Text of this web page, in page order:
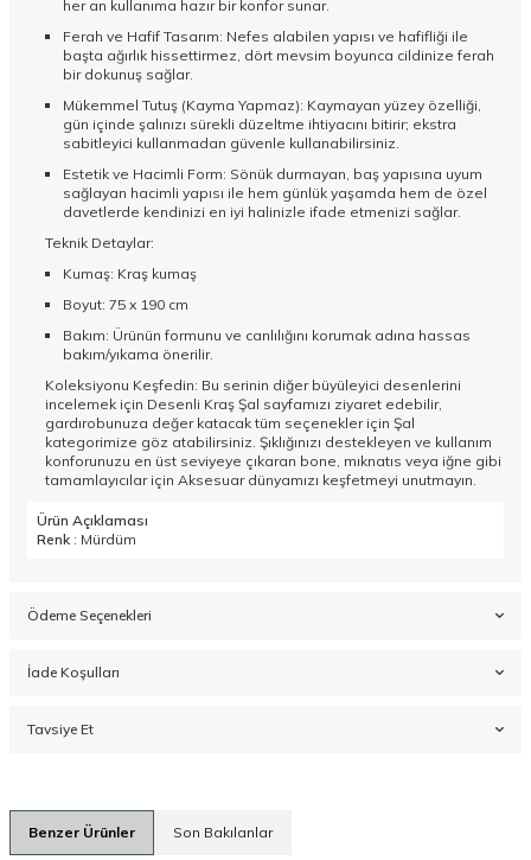
her an kullanıma hazır bir konfor sunar.
Ferah ve Hafif Tasarım: Nefes alabilen yapısı ve hafifliği ile
başta ağırlık hissettirmez, dört mevsim boyunca cildinize ferah
bir dokunuş sağlar.
Mükemmel Tutuş (Kayma Yapmaz): Kaymayan yüzey özelliği,
gün içinde şalınızı sürekli düzeltme ihtiyacını bitirir; ekstra
sabitleyici kullanmadan güvenle kullanabilirsiniz.
Estetik ve Hacimli Form: Sönük durmayan, baş yapısına uyum
sağlayan hacimli yapısı ile hem günlük yaşamda hem de özel
davetlerde kendinizi en iyi halinizle ifade etmenizi sağlar.
Teknik Detaylar:
Kumaş: Kraş kumaş
Boyut: 75 x 190 cm
Bakım: Ürünün formunu ve canlılığını korumak adına hassas
bakım/yıkama önerilir.
Koleksiyonu Keşfedin: Bu serinin diğer büyüleyici desenlerini
incelemek için Desenli Kraş Şal sayfamızı ziyaret edebilir,
gardırobunuza değer katacak tüm seçenekler için Şal
kategorimize göz atabilirsiniz. Şıklığınızı destekleyen ve kullanım
konforunuzu en üst seviyeye çıkaran bone, mıknatıs veya iğne gibi
tamamlayıcılar için Aksesuardünyamızı keşfetmeyi unutmayın.
Ürün Açıklaması
Renk : Mürdüm
Ödeme Seçenekleri
İade Koşulları
Tavsiye Et
Benzer Ürünler Son Bakılanlar